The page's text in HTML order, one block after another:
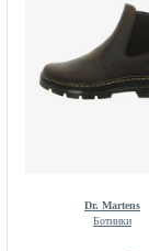
Dr. Martens
Ботинки